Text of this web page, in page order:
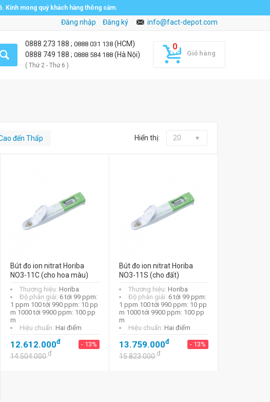
Kính mong quý khách hàng thông cảm.
Đăng nhập Đăng ký info@fact-depot.com
Giỏ hàng
0888 273 188 ; 0888 031 138 (HCM)
0888 749 188 ; 0888 584 188 (Hà Nội)
( Thứ 2 - Thứ 6 )
Hiển thị: 20
đến Thấp
Bút đo ion nitrat Horiba
NO3-11C (cho hoa màu)
Thương hiệu: Horiba
Độ phân giải: 6 tới 99 ppm:
1 ppm 100 tới 990 ppm: 10 pp
m 1000 tới 9900 ppm: 100 pp
m
Hiệu chuẩn: Hai điểm
12.612.000đ - 13%
14.504.000đ
Bút đo ion nitrat Horiba
NO3-11S (cho đất)
Thương hiệu: Horiba
Độ phân giải: 6 tới 99 ppm:
1 ppm 100 tới 990 ppm: 10 pp
m 1000 tới 9900 ppm: 100 pp
m
Hiệu chuẩn: Hai điểm
13.759.000đ - 13%
15.823.000đ